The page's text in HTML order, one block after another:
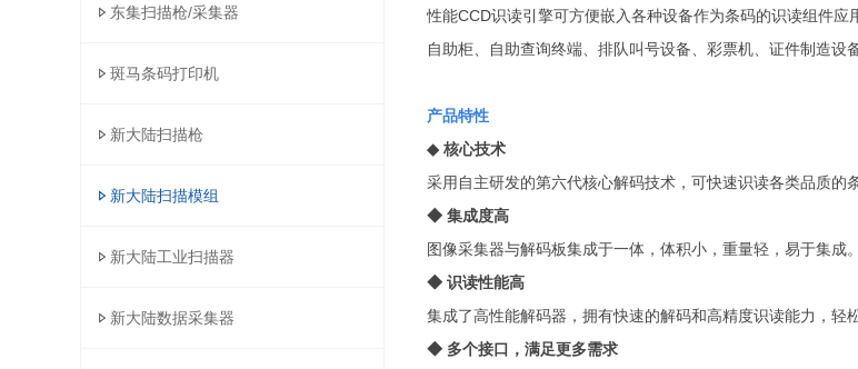
东集扫描枪/采集器
斑马条码打印机
新大陆扫描枪
新大陆扫描模组
新大陆工业扫描器
新大陆数据采集器
性能CCD识读引擎可方便嵌入各种设备作为条码的识读组件
自助柜、自助查询终端、排队叫号设备、彩票机、证件制造设
产品特性
◆ 核心技术
采用自主研发的第六代核心解码技术，可快速识读各类品质的条
◆ 集成度高
图像采集器与解码板集成于一体，体积小，重量轻，易于集成。
◆ 识读性能高
集成了高性能解码器，拥有快速的解码和高精度识读能力，轻
◆ 多个接口，满足更多需求